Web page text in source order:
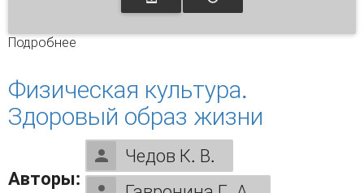
Подробнее
физической подготовке
Физическая культура.
Здоровый образ жизни
Авторы:
Чедов К. В.